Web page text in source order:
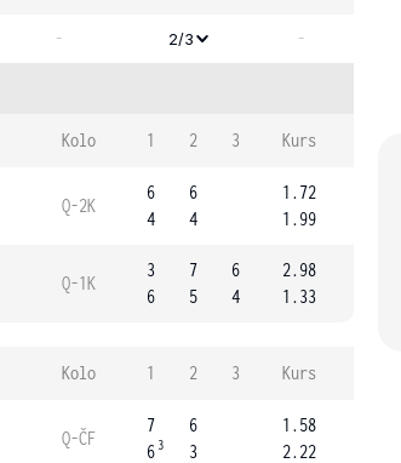
- 2/3 -
Kolo 1 2 3 Kurs
Q-2K
6
4
6
4
1.72
1.99
Q-1K
3
6
7
5
6
4
2.98
1.33
Kolo 1 2 3 Kurs
Q-ČF
7
6 3
6
3
1.58
2.22